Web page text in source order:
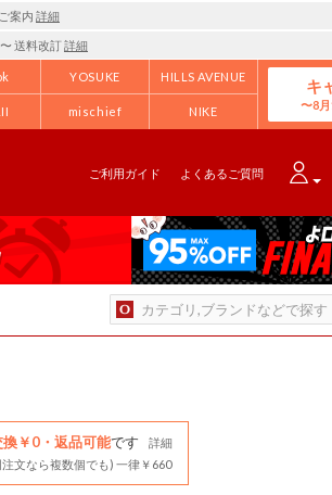
案内 詳細
送料改訂詳細
YOSUKE HILLS AVENUE
mischief NIKE
キ
8
ご利用ガイド よくあるご質問
￥0・返品可能です
詳細
文なら複数個でも) 一律￥660